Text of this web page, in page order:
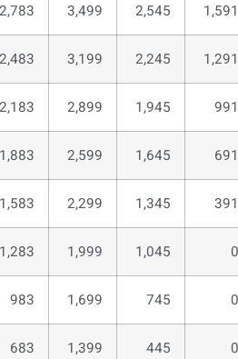
1,591
2,545
3,499
2,783
1,291
2,245
3,199
2,483
991
1,945
2,899
2,183
691
1,645
2,599
1,883
391
1,345
2,299
1,583
0
1,045
1,999
1,283
0
745
1,699
983
0
445
1,399
683